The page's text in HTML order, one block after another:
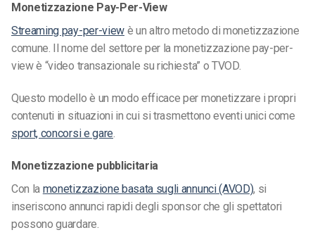
Monetizzazione Pay-Per-View
Streaming pay-per-viewè un altro metodo di monetizzazione
comune. Il nome del settore per la monetizzazione pay-per-
view è “video transazionale su richiesta” o TVOD.
Questo modello è un modo efficace per monetizzare i propri
contenuti in situazioni in cui si trasmettono eventi unici come
sport, concorsi e gare.
Monetizzazione pubblicitaria
Con la monetizzazione basata sugli annunci (AVOD), si
inseriscono annunci rapidi degli sponsor che gli spettatori
possono guardare.